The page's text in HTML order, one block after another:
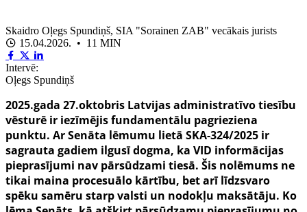
Skaidro Oļegs Spundiņš, SIA "Sorainen ZAB" vecākais jurists
15.04.2026. • 11 MIN
Intervē:
Oļegs Spundiņš
2025.gada 27.oktobris Latvijas administratīvo tiesību
vēsturē ir iezīmējis fundamentālu pagrieziena
punktu. Ar Senāta lēmumu lietā SKA-324/2025 ir
sagrauta gadiem ilgusī dogma, ka VID informācijas
pieprasījumi nav pārsūdzami tiesā. Šis nolēmums ne
tikai maina procesuālo kārtību, bet arī līdzsvaro
spēku samēru starp valsti un nodokļu maksātāju. Ko